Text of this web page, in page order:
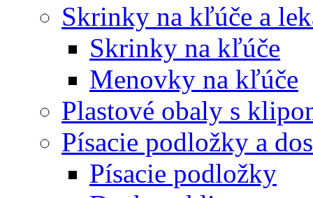
Skrinky na kľúče a
Skrinky na kľúče
Menovky na kľúče
Plastové obaly s
Písacie podložky a
Písacie podložky